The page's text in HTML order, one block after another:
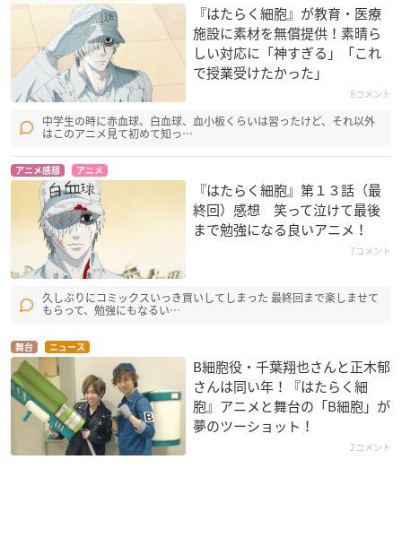
『はたらく細胞』が教育・医療
施設に素材を無償提供！素晴ら
しい対応に「神すぎる」「これ
で授業受けたかった」
8コメント
中学生の時に赤血球、白血球、血小板くらいは習ったけど、それ以外
はこのアニメ見て初めて知っ…
アニメ感想 アニメ
『はたらく細胞』第１３話（最
終回）感想 笑って泣けて最後
まで勉強になる良いアニメ！
7コメント
久しぶりにコミックスいっき買いしてしまった 最終回まで楽しませて
もらって、勉強にもなるい…
舞台 ニュース
B細胞役・千葉翔也さんと正木郁
さんは同い年！『はたらく細
胞』アニメと舞台の「B細胞」が
夢のツーショット！
2コメント